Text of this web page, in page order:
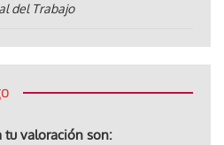
del Trabajo
tu valoración son: